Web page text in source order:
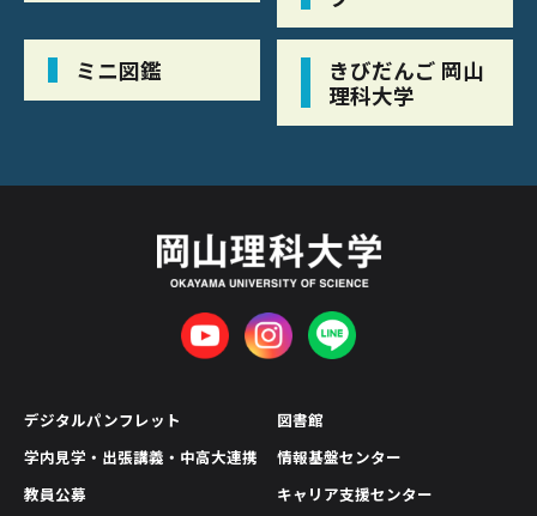
ミニ図鑑
きびだんご 岡山
理科大学
デジタルパンフレット
学内見学・出張講義・中高大連携
教員公募
図書館
情報基盤センター
キャリア支援センター